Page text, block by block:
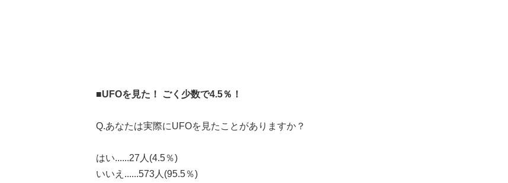
■UFOを見た！ ごく少数で4.5％！
Q.あなたは実際にUFOを見たことがありますか？
はい......27人(4.5％)
いいえ......573人(95.5％)